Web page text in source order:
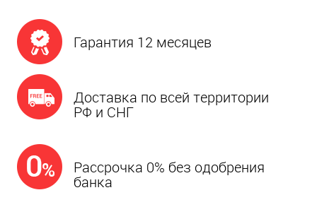
Гарантия 12 месяцев
Доставка по всей территории
РФ и СНГ
Рассрочка 0% без одобрения
банка